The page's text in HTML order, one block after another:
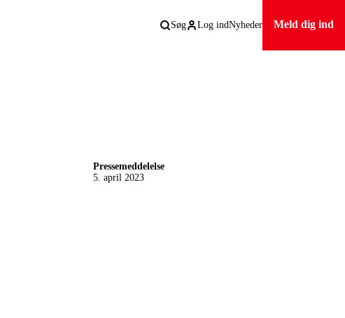
Søg Log indNyheder Meld dig ind
Pressemeddelelse
5. april 2023